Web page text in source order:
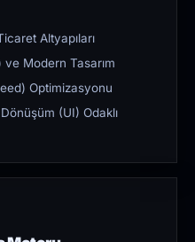
Altyapıları
Modern Tasarım
Optimizasyonu
(UI) Odaklı